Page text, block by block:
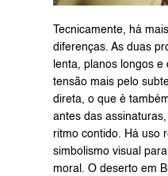
Tecnicamente, há
diferenças. As duas
lenta, planos longos
tensão mais pelo
direta, o que é
antes das
ritmo contido. Há uso
simbolismo visual
moral. O deserto em